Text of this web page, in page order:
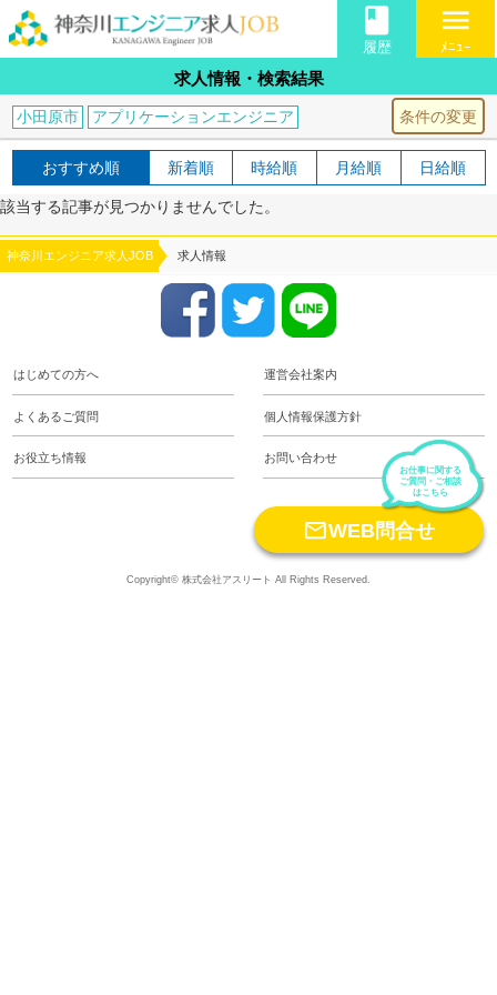
book
履歴
menu
ﾒﾆｭｰ
求人情報・検索結果
条件の変更
小田原市 アプリケーションエンジニア
おすすめ順 新着順 時給順 月給順 日給順
該当する記事が見つかりませんでした。
神奈川エンジニア求人JOB 求人情報
はじめての方へ 運営会社案内
よくあるご質問 個人情報保護方針
お役立ち情報 お問い合わせ
お仕事に関する
ご質問・ご相談
はこちら
WEB問合せ
Copyright© 株式会社アスリート All Rights Reserved.